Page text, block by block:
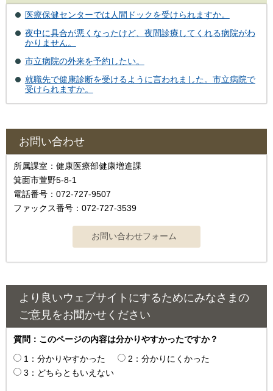
医療保健センターでは人間ドックを受けられますか。
夜中に具合が悪くなったけど、夜間診療してくれる病院がわ
かりません。
市立病院の外来を予約したい。
就職先で健康診断を受けるように言われました。市立病院で
受けられますか。
お問い合わせ
所属課室：健康医療部健康増進課
箕面市萱野5-8-1
電話番号：072-727-9507
ファックス番号：072-727-3539
より良いウェブサイトにするためにみなさまの
ご意見をお聞かせください
質問：このページの内容は分かりやすかったですか？
1：分かりやすかった
2：分かりにくかった
3：どちらともいえない